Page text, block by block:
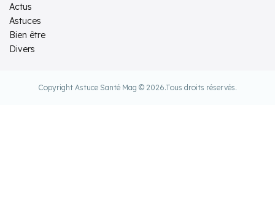
Actus
Astuces
Bien être
Divers
Copyright Astuce Santé Mag © 2026.Tous droits réservés.